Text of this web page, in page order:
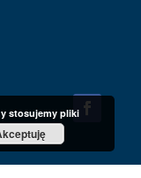
stosujemy pliki